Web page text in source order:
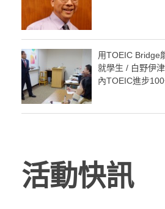
用TOEIC Bridge
就學生 / 白野伊
內TOEIC進步
活動快訊